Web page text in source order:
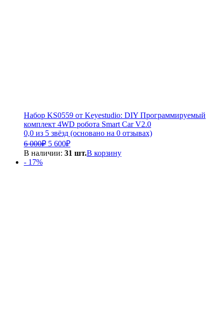
Набор KS0559 от Keyestudio: DIY Программируемый
комплект 4WD робота Smart Car V2.0
0,0 из 5 звёзд (основано на 0 отзывах)
6 000₽ Первоначальная
цена
5 600₽Текущая
цена:
В наличии: 31 шт.В корзину
- 17%